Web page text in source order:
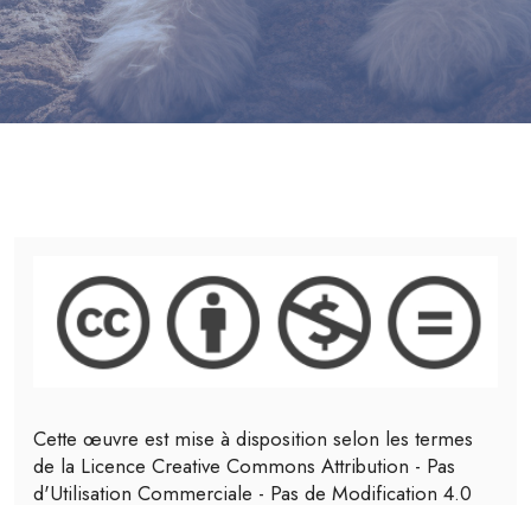
Cette œuvre est mise à disposition selon les termes
de la Licence Creative Commons Attribution - Pas
d'Utilisation Commerciale - Pas de Modification 4.0